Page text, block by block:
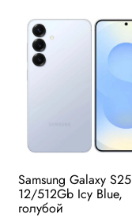
Samsung Galaxy S25
12/512Gb Icy Blue,
голубой